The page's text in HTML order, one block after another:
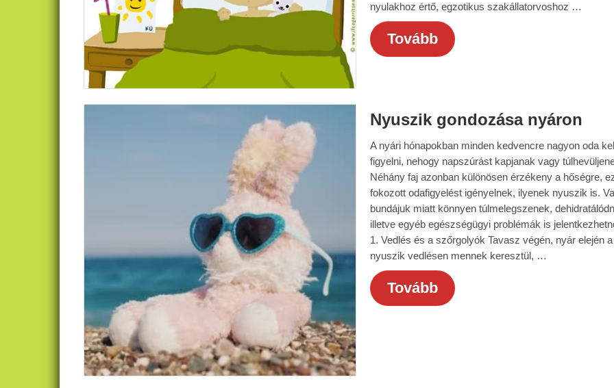
nyulakhoz értő, egzotikus szakállatorvoshoz …
Tovább
Nyuszik gondozása nyáron
A nyári hónapokban minden kedvencre nagyon oda
figyelni, nehogy napszúrást kapjanak vagy
Néhány faj azonban különösen érzékeny a hőségre,
fokozott odafigyelést igényelnek, ilyenek nyuszik is.
bundájuk miatt könnyen túlmelegszenek,
illetve egyéb egészségügyi problémák is
1. Vedlés és a szőrgolyók Tavasz végén, nyár elején a
nyuszik vedlésen mennek keresztül, …
Tovább